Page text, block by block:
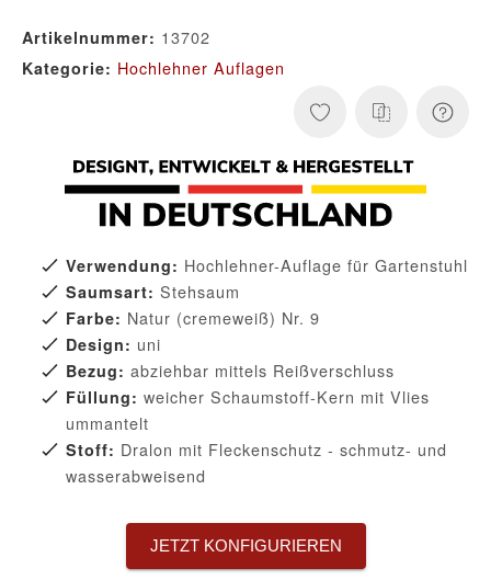
Artikelnummer: 13702
Kategorie: Hochlehner Auflagen
Verwendung: Hochlehner-Auflage für Gartenstuhl
Saumsart: Stehsaum
Farbe: Natur (cremeweiß) Nr. 9
Design: uni
Bezug: abziehbar mittels Reißverschluss
Füllung: weicher Schaumstoff-Kern mit Vlies
ummantelt
Stoff: Dralon mit Fleckenschutz - schmutz- und
wasserabweisend
JETZT KONFIGURIEREN